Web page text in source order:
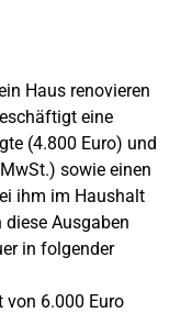
Haus renovieren
eine
(4.800 Euro) und
sowie einen
ihm im Haushalt
Ausgaben
in folgender
von 6.000 Euro